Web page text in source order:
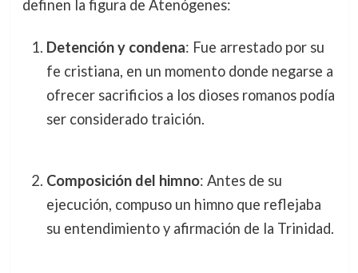
definen la figura de Atenógenes:
Detención y condena: Fue arrestado por su
fe cristiana, en un momento donde negarse a
ofrecer sacrificios a los dioses romanos podía
ser considerado traición.
Composición del himno: Antes de su
ejecución, compuso un himno que reflejaba
su entendimiento y afirmación de la Trinidad.